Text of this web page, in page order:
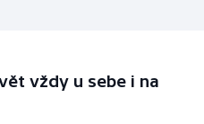
vždy u sebe i na